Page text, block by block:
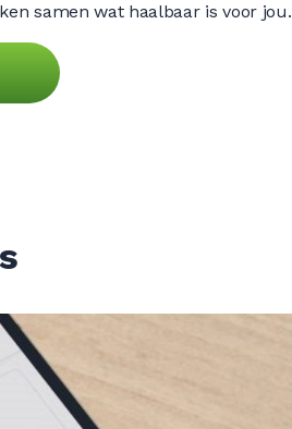
samen wat haalbaar is voor jou.